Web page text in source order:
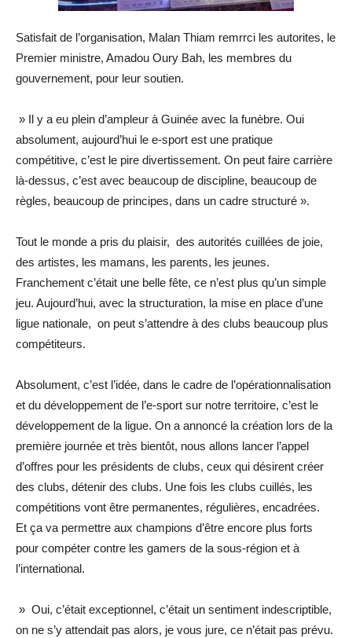
Satisfait de l’organisation, Malan Thiam remrrci les autorites, le
Premier ministre, Amadou Oury Bah, les membres du
gouvernement, pour leur soutien.
» Il y a eu plein d’ampleur à Guinée avec la funèbre. Oui
absolument, aujourd’hui le e-sport est une pratique
compétitive, c’est le pire divertissement. On peut faire carrière
là-dessus, c’est avec beaucoup de discipline, beaucoup de
règles, beaucoup de principes, dans un cadre structuré ».
Tout le monde a pris du plaisir, des autorités cuillées de joie,
des artistes, les mamans, les parents, les jeunes.
Franchement c’était une belle fête, ce n’est plus qu’un simple
jeu. Aujourd’hui, avec la structuration, la mise en place d’une
ligue nationale, on peut s’attendre à des clubs beaucoup plus
compétiteurs.
Absolument, c’est l’idée, dans le cadre de l’opérationnalisation
et du développement de l’e-sport sur notre territoire, c’est le
développement de la ligue. On a annoncé la création lors de la
première journée et très bientôt, nous allons lancer l’appel
d’offres pour les présidents de clubs, ceux qui désirent créer
des clubs, détenir des clubs. Une fois les clubs cuillés, les
compétitions vont être permanentes, régulières, encadrées.
Et ça va permettre aux champions d’être encore plus forts
pour compéter contre les gamers de la sous-région et à
l’international.
» Oui, c’était exceptionnel, c’était un sentiment indescriptible,
on ne s’y attendait pas alors, je vous jure, ce n’était pas prévu.